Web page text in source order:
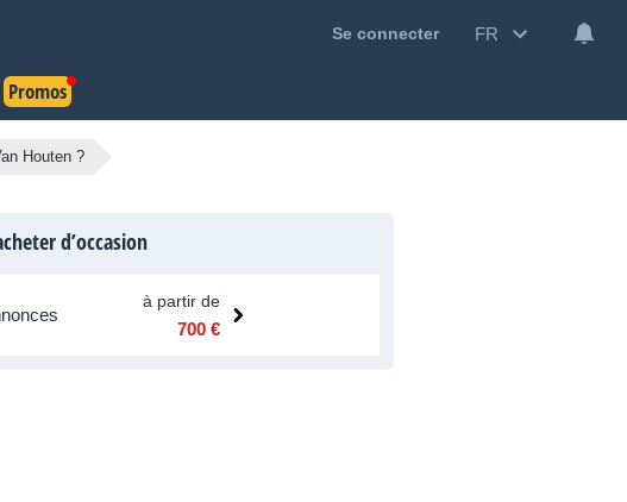
Se connecter FR
Promos
Houten ?
d’occasion
à partir de
700 €